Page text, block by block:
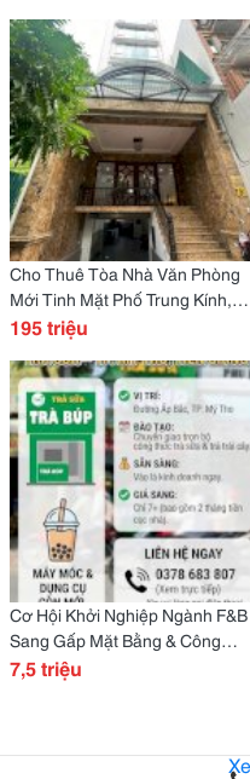
Phố Đồng Hới, Tỉnh Quảng
Cho Thuê Tòa Nhà Văn Phòng
Mới Tinh Mặt Phố Trung Kính,
Cầu Giấy Đoạn Đẹp Và Thoáng
Thoải Mái
195 triệu
Cơ Hội Khởi Nghiệp Ngành F&B
Sang Gấp Mặt Bằng & Công
Thức Kinh Doanh Trà Sữa Vị Trí:
7,5 triệu